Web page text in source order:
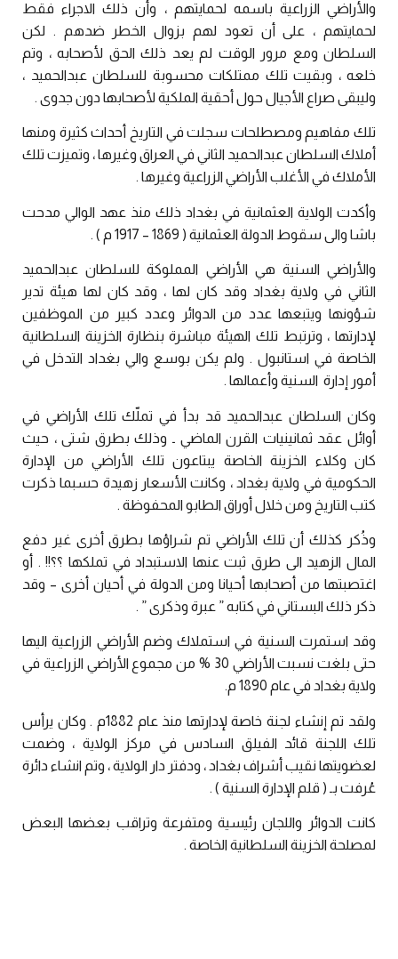
والأراضي الزراعية باسمه لحمايتهم ، وأن ذلك الاجراء فقط
لحمايتهم ، على أن تعود لهم بزوال الخطر ضدهم . لكن
السلطان ومع مرور الوقت لم يعد ذلك الحق لأصحابه ، وتم
خلعه ، وبقيت تلك ممتلكات محسوبة للسلطان عبدالحميد ،
وليبقى صراع الأجيال حول أحقية الملكية لأصحابها دون جدوى .
تلك مفاهيم ومصطلحات سجلت في التاريخ أحداث كثيرة ومنها
أملاك السلطان عبدالحميد الثاني في العراق وغيرها ، وتميزت تلك
الأملاك في الأغلب الأراضي الزراعية وغيرها .
وأكدت الولاية العثمانية في بغداد ذلك منذ عهد الوالي مدحت
باشا والى سقوط الدولة العثمانية ( 1869 – 1917 م ) .
والأراضي السنية هي الأراضي المملوكة للسلطان عبدالحميد
الثاني في ولاية بغداد وقد كان لها ، وقد كان لها هيئة تدير
شؤونها ويتبعها عدد من الدوائر وعدد كبير من الموظفين
لإدارتها ، وترتبط تلك الهيئة مباشرة بنظارة الخزينة السلطانية
الخاصة في استانبول . ولم يكن بوسع والي بغداد التدخل في
أمور إدارة السنية وأعمالها .
وكان السلطان عبدالحميد قد بدأ في تملّك تلك الأراضي في
أوائل عقد ثمانينيات القرن الماضي ـ وذلك بطرق شتى ، حيث
كان وكلاء الخزينة الخاصة يبتاعون تلك الأراضي من الإدارة
الحكومية في ولاية بغداد ، وكانت الأسعار زهيدة حسبما ذكرت
كتب التاريخ ومن خلال أوراق الطابو المحفوظة .
وذُكر كذلك أن تلك الأراضي تم شراؤها بطرق أخرى غير دفع
المال الزهيد الى طرق ثبت عنها الاستبداد في تملكها ؟؟!! . أو
اغتصبتها من أصحابها أحيانا ومن الدولة في أحيان أخرى – وقد
ذكر ذلك البستاني في كتابه ” عبرة وذكرى ” .
وقد استمرت السنية في استملاك وضم الأراضي الزراعية اليها
حتى بلغت نسبت الأراضي 30 % من مجموع الأراضي الزراعية في
ولاية بغداد في عام 1890 م.
ولقد تم إنشاء لجنة خاصة لإدارتها منذ عام 1882م . وكان يرأس
تلك اللجنة قائد الفيلق السادس في مركز الولاية ، وضمت
لعضويتها نقيب أشراف بغداد ، ودفتر دار الولاية ، وتم انشاء دائرة
عُرفت بـ ( قلم الإدارة السنية ) .
كانت الدوائر واللجان رئيسية ومتفرعة وتراقب بعضها البعض
لمصلحة الخزينة السلطانية الخاصة .